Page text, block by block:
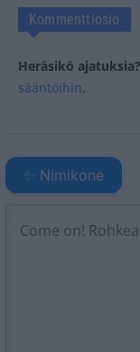
Kommenttiosio
Heräsikö
sääntöihin.
✨ Nimikone